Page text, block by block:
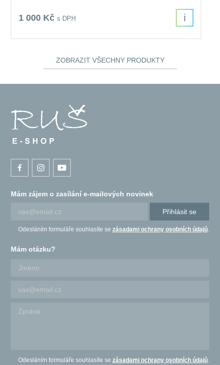
1 000 Kčs DPH i
ZOBRAZIT VŠECHNY PRODUKTY
Mám zájem o zasílání e-mailových novinek
Přihlásit se
Odesláním formuláře souhlasíte se zásadami ochrany osobních údajů.
Mám otázku?
Odesláním formuláře souhlasíte se zásadami ochrany osobních údajů.